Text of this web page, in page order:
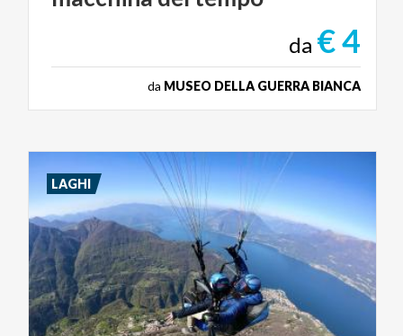
da € 4
da MUSEO DELLA GUERRA BIANCA
LAGHI